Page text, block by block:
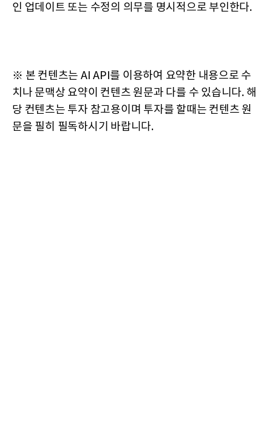
인 업데이트 또는 수정의 의무를 명시적으로 부인한다.
※ 본 컨텐츠는 AI API를 이용하여 요약한 내용으로 수
치나 문맥상 요약이 컨텐츠 원문과 다를 수 있습니다. 해
당 컨텐츠는 투자 참고용이며 투자를 할때는 컨텐츠 원
문을 필히 필독하시기 바랍니다.